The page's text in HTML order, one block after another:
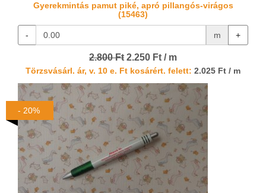
Gyerekmintás pamut piké, apró pillangós-virágos
(15463)
- m +
2.800 Ft 2.250 Ft / m
Törzsvásárl. ár, v. 10 e. Ft kosárért. felett: 2.025 Ft / m
- 20%